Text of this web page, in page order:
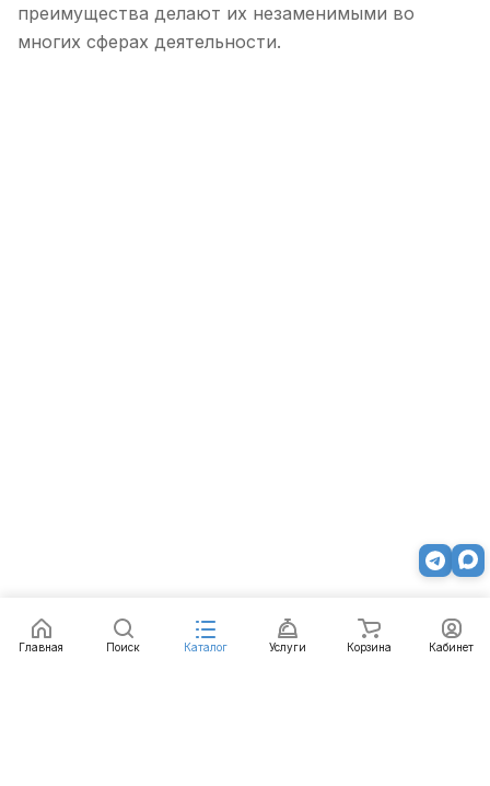
преимущества делают их незаменимыми во
многих сферах деятельности.
Главная Поиск Каталог Услуги Корзина Кабинет